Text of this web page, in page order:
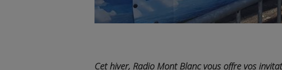
Cet hiver, Radio Mont Blanc vous offre vos